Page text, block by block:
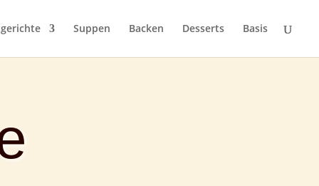
Suppen Backen Desserts Basis